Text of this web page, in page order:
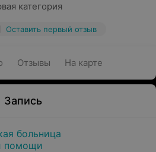
категория
Оставить первый отзыв
Отзывы На карте
Запись
больница
помощи